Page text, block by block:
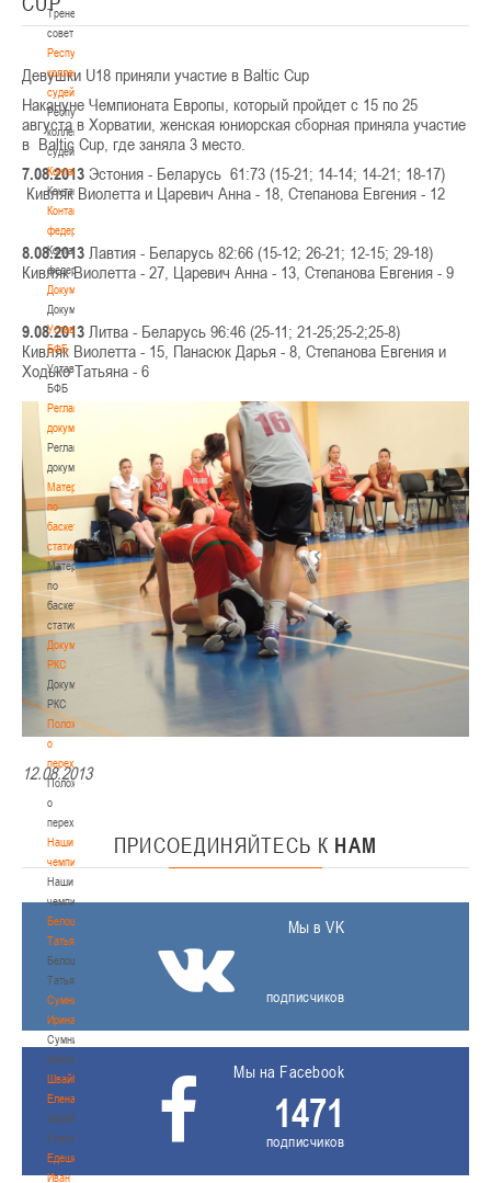
Тренерский
совет
Республиканская
коллегия
судей
Республиканская
коллегия
судей
Контакты
Контакты
Контакты
федерации
Контакты
федерации
Документы
Документы
Устав
БФБ
Устав
БФБ
Регламентирующие
документы
Регламентирующие
документы
Материалы
по
баскетбольной
статистике
Материалы
по
баскетбольной
статистике
Документы
РКС
Документы
РКС
Положение
о
переходах
Положение
о
переходах
Наши
чемпионы
Наши
чемпионы
Белошапко
Татьяна
Белошапко
Татьяна
Сумникова
Ирина
Сумникова
Ирина
Швайбович
Елена
Швайбович
Елена
Едешко
Иван
Девушки U18 приняли участие в Baltic Cup
Накануне Чемпионата Европы, который пройдет с 15 по 25
августа в Хорватии, женская юниорская сборная приняла участие
в Baltic Cup, где заняла 3 место.
7.08.2013 Эстония - Беларусь 61:73 (15-21; 14-14; 14-21; 18-17)
Кивляк Виолетта и Царевич Анна - 18, Степанова Евгения - 12
8.08.2013 Лавтия - Беларусь 82:66 (15-12; 26-21; 12-15; 29-18)
Кивляк Виолетта - 27, Царевич Анна - 13, Степанова Евгения - 9
9.08.2013 Литва - Беларусь 96:46 (25-11; 21-25;25-2;25-8)
Кивляк Виолетта - 15, Панасюк Дарья - 8, Степанова Евгения и
Ходько Татьяна - 6
12.08.2013
ПРИСОЕДИНЯЙТЕСЬ К НАМ
Мы в VK
подписчиков
Мы на Facebook
1471
подписчиков